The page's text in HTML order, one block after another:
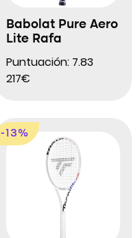
Babolat Pure Aero
Lite Rafa
Puntuación: 7.83
217€
-13%